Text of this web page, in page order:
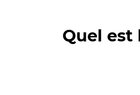
Quel